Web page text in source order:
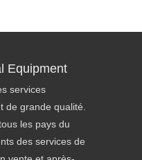
Equipment
services
de grande qualité.
les pays du
des services de